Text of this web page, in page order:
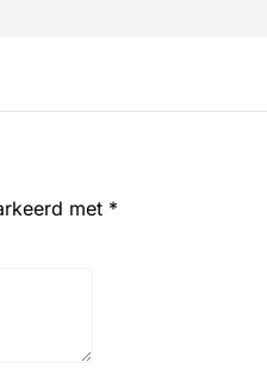
met *